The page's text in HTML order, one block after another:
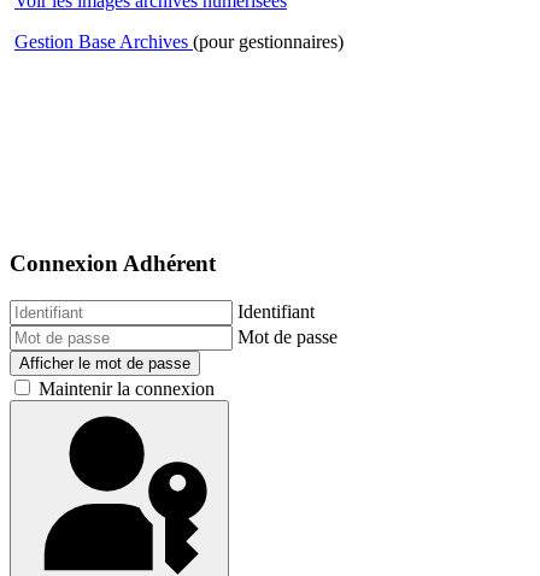
Gestion Base Archives (pour gestionnaires)
Connexion Adhérent
Identifiant
Mot de passe
Afficher le mot de passe
Maintenir la connexion